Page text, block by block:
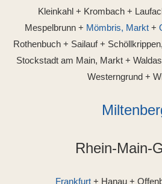
Kleinkahl + Krombach +
Mespelbrunn + Mömbris, Markt+
Rothenbuch + Sailauf +
Stockstadt am Main, Markt +
Westerngrund +
Rhein-Main-
Frankfurt+ Hanau +